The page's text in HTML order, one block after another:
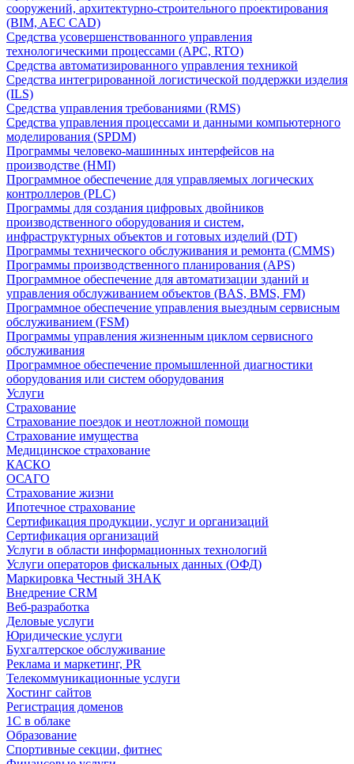
сооружений, архитектурно-строительного проектирования
(BIM, AEC CAD)
Средства усовершенствованного управления
технологическими процессами (APC, RTO)
Средства автоматизированного управления техникой
Средства интегрированной логистической поддержки изделия
(ILS)
Средства управления требованиями (RMS)
Средства управления процессами и данными компьютерного
моделирования (SPDM)
Программы человеко-машинных интерфейсов на
производстве (HMI)
Программное обеспечение для управляемых логических
контроллеров (PLC)
Программы для создания цифровых двойников
производственного оборудования и систем,
инфраструктурных объектов и готовых изделий (DT)
Программы технического обслуживания и ремонта (CMMS)
Программы производственного планирования (APS)
Программное обеспечение для автоматизации зданий и
управления обслуживанием объектов (BAS, BMS, FM)
Программное обеспечение управления выездным сервисным
обслуживанием (FSM)
Программы управления жизненным циклом сервисного
обслуживания
Программное обеспечение промышленной диагностики
оборудования или систем оборудования
Услуги
Страхование
Страхование поездок и неотложной помощи
Страхование имущества
Медицинское страхование
КАСКО
ОСАГО
Страхование жизни
Ипотечное страхование
Сертификация продукции, услуг и организаций
Сертификация организаций
Услуги в области информационных технологий
Услуги операторов фискальных данных (ОФД)
Маркировка Честный ЗНАК
Внедрение CRM
Веб-разработка
Деловые услуги
Юридические услуги
Бухгалтерское обслуживание
Реклама и маркетинг, PR
Телекоммуникационные услуги
Хостинг сайтов
Регистрация доменов
1С в облаке
Образование
Спортивные секции, фитнес